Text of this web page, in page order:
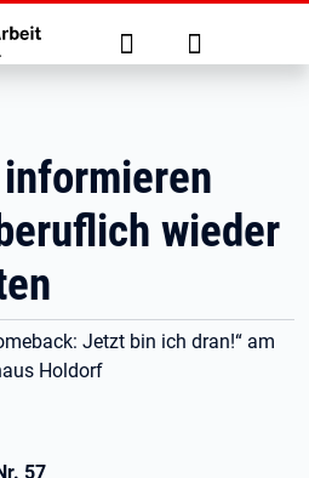
Suche Anmelden
wieder
Jetzt bin ich dran!“ am
Holdorf
57